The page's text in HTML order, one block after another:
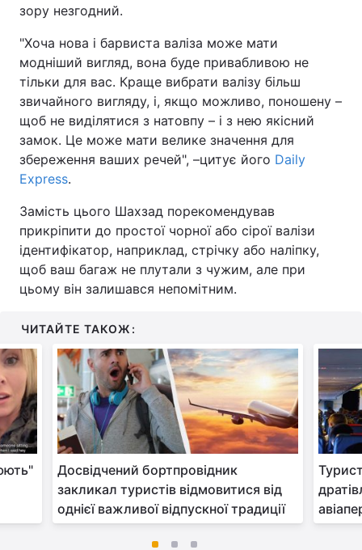
зору незгодний.
"Хоча нова і барвиста валіза може мати
модніший вигляд, вона буде привабливою не
тільки для вас. Краще вибрати валізу більш
звичайного вигляду, і, якщо можливо, поношену –
щоб не виділятися з натовпу – і з нею якісний
замок. Це може мати велике значення для
збереження ваших речей", –цитує його Daily
Express.
Замість цього Шахзад порекомендував
прикріпити до простої чорної або сірої валізи
ідентифікатор, наприклад, стрічку або наліпку,
щоб ваш багаж не плутали з чужим, але при
цьому він залишався непомітним.
ЧИТАЙТЕ ТАКОЖ:
Досвідчений бортпровідник
закликал туристів відмовитися від
однієї важливої відпускної традиції